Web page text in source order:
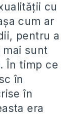
cu
cum ar
pentru a
mai sunt
În timp ce
în
în
era